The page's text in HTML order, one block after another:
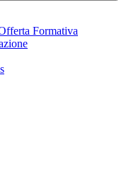
Formativa